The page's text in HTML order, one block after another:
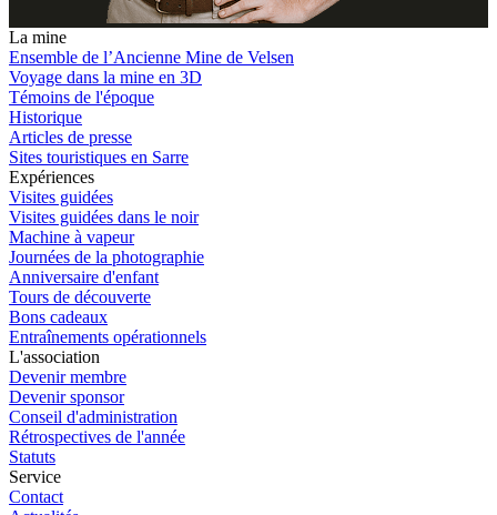
La mine
Ensemble de l’Ancienne Mine de Velsen
Voyage dans la mine en 3D
Témoins de l'époque
Historique
Articles de presse
Sites touristiques en Sarre
Expériences
Visites guidées
Visites guidées dans le noir
Machine à vapeur
Journées de la photographie
Anniversaire d'enfant
Tours de découverte
Bons cadeaux
Entraînements opérationnels
L'association
Devenir membre
Devenir sponsor
Conseil d'administration
Rétrospectives de l'année
Statuts
Service
Contact